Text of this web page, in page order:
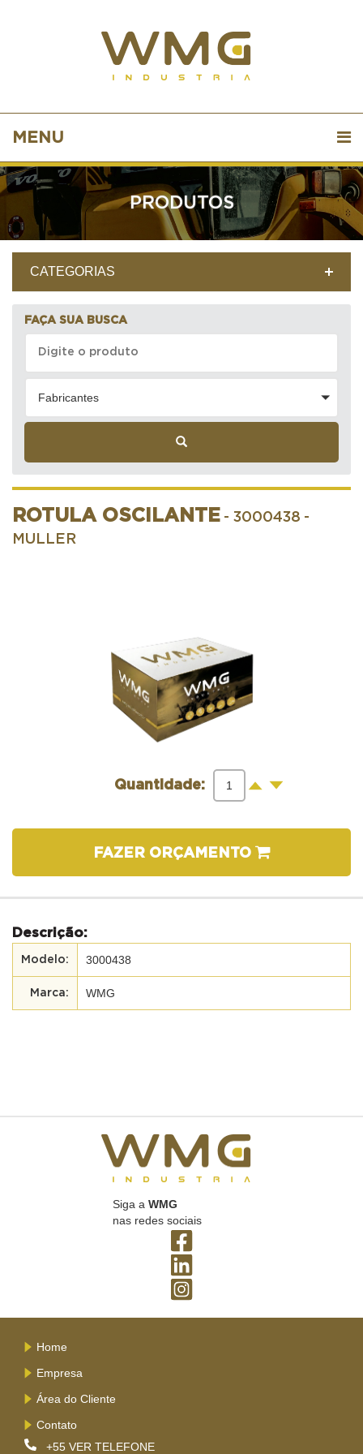
MENU
PRODUTOS
CATEGORIAS
FAÇA SUA BUSCA
Fabricantes
ROTULA OSCILANTE - 3000438 -
MULLER
Quantidade: + -
FAZER ORÇAMENTO
Descrição:
3000438
WMG
Siga a WMG
nas redes sociais
Home
Empresa
Área do Cliente
Contato
+55 VER TELEFONE